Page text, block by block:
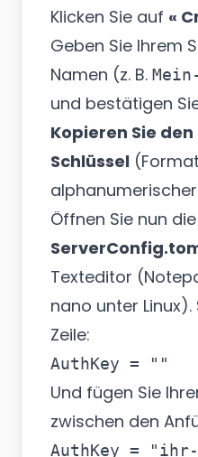
Klicken Sie auf «
Geben Sie Ihrem
Namen (z. B.
und bestätigen
Kopieren Sie
Schlüssel
Öffnen Sie nun
Texteditor
nano unter Linux).
Zeile:
Und fügen Sie
zwischen den